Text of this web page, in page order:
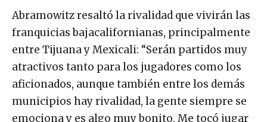
Abramowitz resaltó la rivalidad que vivirán las
franquicias bajacalifornianas, principalmente
entre Tijuana y Mexicali: “Serán partidos muy
atractivos tanto para los jugadores como los
aficionados, aunque también entre los demás
municipios hay rivalidad, la gente siempre se
emociona y es algo muy bonito. Me tocó jugar